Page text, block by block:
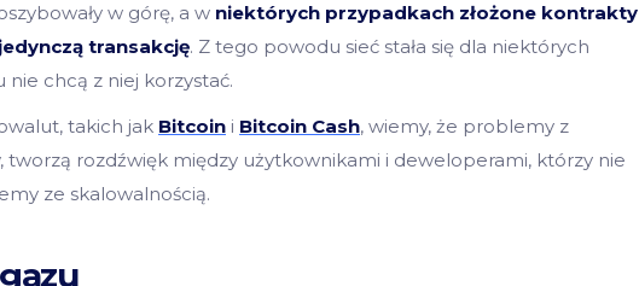
w górę, a w niektórych przypadkach złożone kontrakty
transakcję. Z tego powodu sieć stała się dla niektórych
chcą z niej korzystać.
takich jak Bitcoin i Bitcoin Cash, wiemy, że problemy z
tworzą rozdźwięk między użytkownikami i deweloperami, którzy nie
ze skalowalnością.